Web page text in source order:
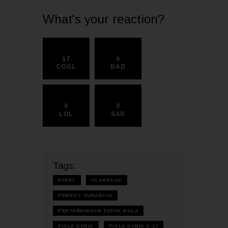
What's your reaction?
17
COOL
0
BAD
0
LOL
0
SAD
Tags:
EVENT OLAHRAGA
PEMKOT SURABAYA
PERTANDINGAN SEPAK BOLA
PIALA DUNIA PIALA DUNIA U-17